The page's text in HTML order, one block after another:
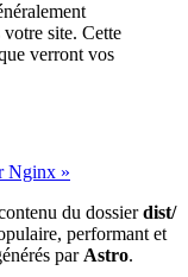
site. Cette
verront vos
Nginx »
du dossierdist/
performant et
par Astro.